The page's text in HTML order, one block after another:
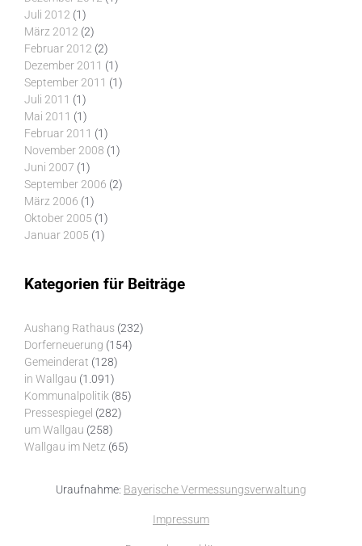
Juli 2012 (1)
März 2012 (2)
Februar 2012 (2)
Dezember 2011 (1)
September 2011 (1)
Juli 2011 (1)
Mai 2011 (1)
Februar 2011 (1)
November 2008 (1)
Juni 2007 (1)
September 2006 (2)
März 2006 (1)
Oktober 2005 (1)
Januar 2005 (1)
Kategorien für Beiträge
Aushang Rathaus (232)
Dorferneuerung (154)
Gemeinderat (128)
in Wallgau (1.091)
Kommunalpolitik (85)
Pressespiegel (282)
um Wallgau (258)
Wallgau im Netz (65)
Uraufnahme: Bayerische Vermessungsverwaltung
Impressum